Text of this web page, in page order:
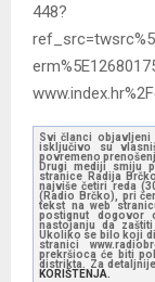
448?
Svi članci objavljeni
isključivo su
povremeno
Drugi mediji smiju
stranice Radija
najviše četiri reda
(Radio Brčko), pri
tekst na web
postignut dogovor
nastojanju da
Ukoliko se bilo koji
stranici
prekršioca će biti
distrikta. Za
KORIŠTENJA.